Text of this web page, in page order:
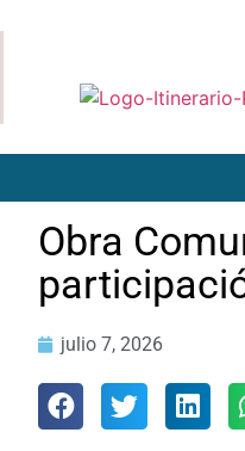
Obra
julio 7, 2026